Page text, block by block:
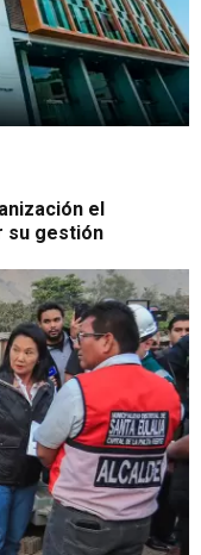
el
su gestión